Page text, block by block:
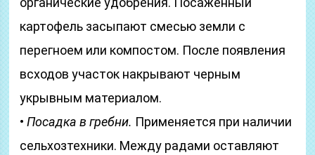
картофель засыпают смесью земли с
перегноем или компостом. После появления
всходов участок накрывают черным
укрывным материалом.
•Посадка в гребни. Применяется при наличии
сельхозтехники. Между радами оставляют